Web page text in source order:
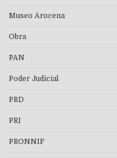
Museo Arocena
Obra
PAN
Poder Judicial
PRD
PRI
PRONNIF